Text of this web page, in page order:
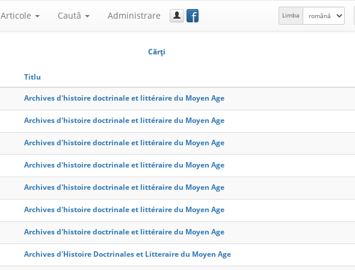
Articole Caută Administrare f Limba
Cărţi
Titlu
Archives d'histoire doctrinale et littéraire du Moyen Age
Archives d'histoire doctrinale et littéraire du Moyen Age
Archives d'histoire doctrinale et littéraire du Moyen Age
Archives d'histoire doctrinale et littéraire du Moyen Age
Archives d'histoire doctrinale et littéraire du Moyen Age
Archives d'histoire doctrinale et littéraire du Moyen Age
Archives d'histoire doctrinale et littéraire du Moyen Age
Archives d'Histoire Doctrinales et Litteraire du Moyen Age